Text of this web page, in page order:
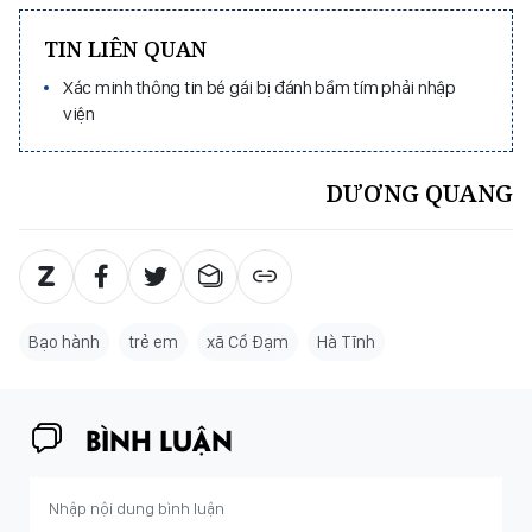
TIN LIÊN QUAN
Xác minh thông tin bé gái bị đánh bầm tím phải nhập
viện
DƯƠNG QUANG
Bạo hành trẻ em xã Cổ Đạm Hà Tĩnh
BÌNH LUẬN